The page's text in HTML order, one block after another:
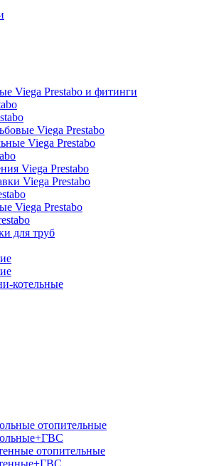
Viega Prestabo и фитинги
Viega Prestabo
Viega Prestabo
Viega Prestabo
Viega Prestabo
Viega Prestabo
для труб
котельные
отопительные
отопительные